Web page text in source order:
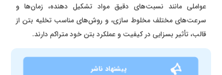
عواملی مانند نسبت‌های دقیق مواد تشکیل دهنده، زمان‌ها و
سرعت‌های مختلف مخلوط سازی، و روش‌های مناسب تخلیه بتن از
قالب، تأثیر بسزایی در کیفیت و عملکرد بتن خود متراکم دارند.
پیشنهاد ناشر